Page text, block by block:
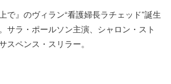
で』のヴィラン“看護婦長ラチェッド”誕生
サラ・ポールソン主演、シャロン・スト
スペンス・スリラー。